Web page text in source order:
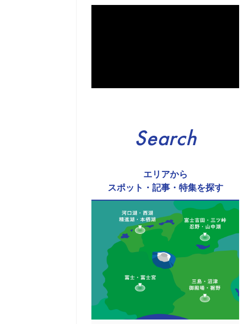
Search
エリアから
スポット・記事・特集を探す